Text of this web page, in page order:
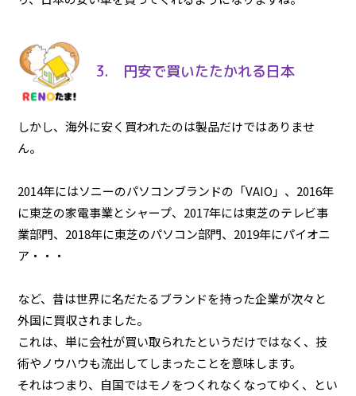
3. 円安で買いたたかれる日本
しかし、海外に安く買われたのは製品だけではありませ
ん。
2014年にはソニーのパソコンブランドの「VAIO」、2016年
に東芝の家電事業とシャープ、2017年には東芝のテレビ事
業部門、2018年に東芝のパソコン部門、2019年にパイオニ
ア・・・
など、昔は世界に名だたるブランドを持った企業が次々と
外国に買収されました。
これは、単に会社が買い取られたというだけではなく、技
術やノウハウも流出してしまったことを意味します。
それはつまり、自国ではモノをつくれなくなってゆく、とい